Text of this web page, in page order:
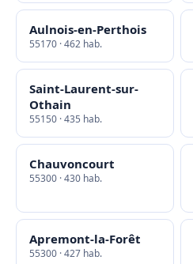
Aulnois-en-Perthois
55170 · 462 hab.
Saint-Laurent-sur-
Othain
55150 · 435 hab.
Chauvoncourt
55300 · 430 hab.
Apremont-la-Forêt
55300 · 427 hab.